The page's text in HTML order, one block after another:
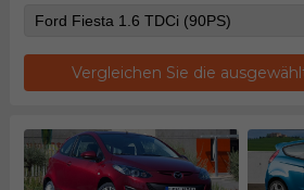
Vergleichen Sie die